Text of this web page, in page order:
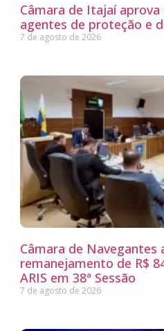
Câmara de Itajaí aprova
agentes de proteção e
7 de agosto de 2026
Câmara de Navegantes
remanejamento de R$
ARIS em 38ª Sessão
7 de agosto de 2026